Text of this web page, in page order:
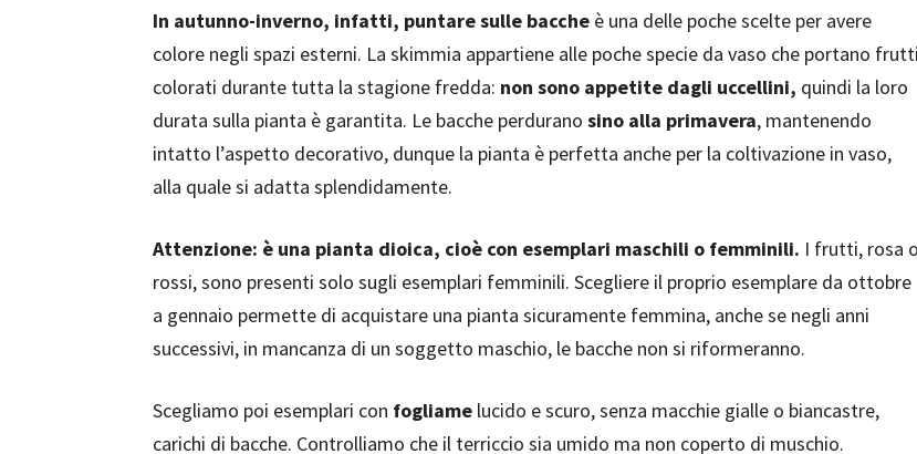
In autunno-inverno, infatti, puntare sulle bacche è una delle poche scelte per avere
colore negli spazi esterni. La skimmia appartiene alle poche specie da vaso che portano frutti
colorati durante tutta la stagione fredda: non sono appetite dagli uccellini, quindi la loro
durata sulla pianta è garantita. Le bacche perdurano sino alla primavera, mantenendo
intatto l’aspetto decorativo, dunque la pianta è perfetta anche per la coltivazione in vaso,
alla quale si adatta splendidamente.
Attenzione: è una pianta dioica, cioè con esemplari maschili o femminili. I frutti, rosa o
rossi, sono presenti solo sugli esemplari femminili. Scegliere il proprio esemplare da ottobre
a gennaio permette di acquistare una pianta sicuramente femmina, anche se negli anni
successivi, in mancanza di un soggetto maschio, le bacche non si riformeranno.
Scegliamo poi esemplari con fogliame lucido e scuro, senza macchie gialle o biancastre,
carichi di bacche. Controlliamo che il terriccio sia umido ma non coperto di muschio.